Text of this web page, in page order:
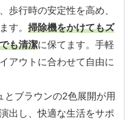
歩行時の安定性を高め、
す。 掃除機をかけてもズ
も清潔に保てます。手軽
アウトに合わせて自由に
とブラウンの2色展開が用
出し、快適な生活をサポ